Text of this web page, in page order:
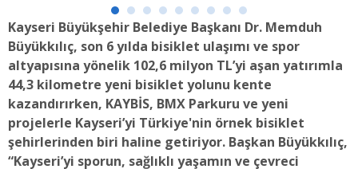
Kayseri Büyükşehir Belediye Başkanı Dr. Memduh
Büyükkılıç, son 6 yılda bisiklet ulaşımı ve spor
altyapısına yönelik 102,6 milyon TL’yi aşan yatırımla
44,3 kilometre yeni bisiklet yolunu kente
kazandırırken, KAYBİS, BMX Parkuru ve yeni
projelerle Kayseri’yi Türkiye'nin örnek bisiklet
şehirlerinden biri haline getiriyor. Başkan Büyükkılıç,
“Kayseri’yi sporun, sağlıklı yaşamın ve çevreci